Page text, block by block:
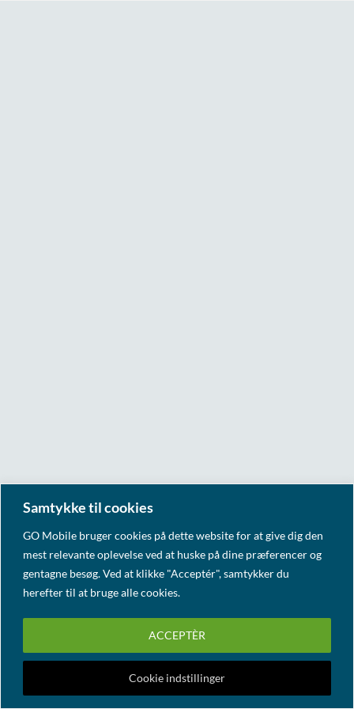
Samtykke til cookies
GO Mobile bruger cookies på dette website for at give dig den
mest relevante oplevelse ved at huske på dine præferencer og
gentagne besøg. Ved at klikke "Acceptér", samtykker du
herefter til at bruge alle cookies.
Cookie indstillinger
ACCEPTÈR